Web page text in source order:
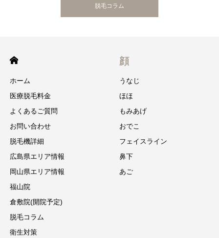
脱毛コラム
ホーム
医療脱毛料金
よくあるご質問
お問い合わせ
脱毛機詳細
広島県エリア情報
岡山県エリア情報
福山院
倉敷院(開院予定)
脱毛コラム
衛生対策
顔
うなじ
ほほ
もみあげ
おでこ
フェイスライン
鼻下
あご